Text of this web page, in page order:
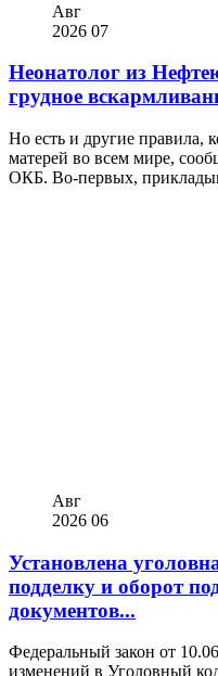
Авг
2026 07
Неонатолог из
грудное
Но есть и другие правила,
матерей во всем мире,
ОКБ. Во-первых,
Авг
2026 06
Установлена
подделку и оборот
документов...
Федеральный закон от
изменений в Уголовный